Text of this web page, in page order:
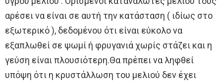
αρέσει να είναι σε αυτή την κατάσταση ( ιδίως στο
εξωτερικό ), δεδομένου ότι είναι εύκολο να
εξαπλωθεί σε ψωμί ή φρυγανιά χωρίς στάζει και η
γεύση είναι πλουσιότερη.Θα πρέπει να ληφθεί
υπόψη ότι η κρυστάλλωση του μελιού δεν έχει